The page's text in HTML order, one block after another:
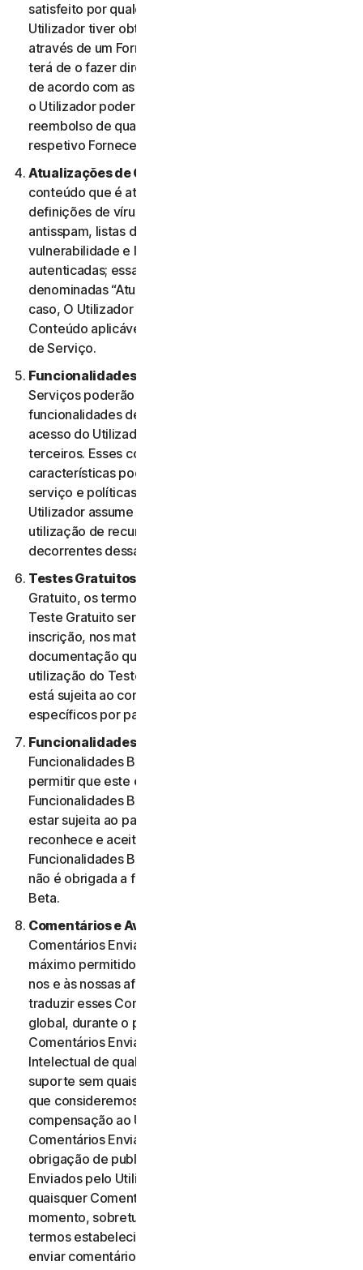
satisfeito por qualquer motivo. No entanto, se o
Utilizador tiver obtido o direito a utilizar o Serviço
através de um Fornecedor e pretender cancelá-lo,
terá de o fazer diretamente junto desse Fornecedor,
de acordo com as instruções do mesmo. Nesse caso,
o Utilizador poderá não ter direito a qualquer
reembolso de qualquer pagamento efetuado ao
respetivo Fornecedor.
Atualizações de Conteúdo.
conteúdo que é atualizado periodicamente, como
definições de vírus, definições de spyware, regras
antisspam, listas de URL, regras de firewall, dados de
vulnerabilidade e listas atualizadas de páginas Web
autenticadas; essas atualizações são coletivamente
denominadas “Atualizações de Conteúdo” Nesse
caso, O Utilizador terá acesso às Atualizações de
Conteúdo aplicáveis aos Serviços durante o Período
de Serviço.
Funcionalidades ou Conteúdos de Terceiros.
Serviços poderão incluir características e
funcionalidades de terceiros ou poderão permitir o
acesso do Utilizador a conteúdos de Web sites de
terceiros. Esses conteúdos, funcionalidades ou
características poderão estar sujeitos a termos de
serviço e políticas de privacidade de terceiros. O
Utilizador assume a sua total responsabilidade pela
utilização de recursos de terceiros e quaisquer riscos
decorrentes dessa utilização.
Testes Gratuitos.
Gratuito, os termos específicos aplicáveis ao seu
Teste Gratuito serão fornecidos no momento da
inscrição, nos materiais promocionais e/ou
documentação que descrevem o Teste Gratuito. A
utilização do Teste Gratuito por parte do Utilizador
está sujeita ao comprimento desses termos
específicos por parte do mesmo.
Funcionalidades Beta.
Funcionalidades Beta nos Serviços para o Utilizador e
permitir que este envie comentários. A utilização de
Funcionalidades Beta por parte do Utilizador pode
estar sujeita ao pagamento de taxas. O Utilizador
reconhece e aceita que a sua utilização de
Funcionalidades Beta é voluntária e a NortonLifeLock
não é obrigada a fornecer quaisquer Funcionalidades
Beta.
Comentários e Avaliações.
Comentários Enviados, o Utilizador, dentro do
máximo permitido pela legislação aplicável, autoriza-
nos e às nossas afiliadas a utilizar, reproduzir, copiar e
traduzir esses Comentários Enviados numa base
global, durante o prazo de proteção desses
Comentários Enviados por Direitos de Propriedade
Intelectual de qualquer forma e através de qualquer
suporte sem quaisquer restrições de qualquer forma
que consideremos adequada. Não será paga qualquer
compensação ao Utilizador relativa à utilização dos
Comentários Enviados. Não temos qualquer
obrigação de publicar ou utilizar os Comentários
Enviados pelo Utilizador e podemos remover
quaisquer Comentários Enviados a qualquer
momento, sobretudo se estes violarem quaisquer
termos estabelecidos no presente Contrato. Ao
enviar comentários, o Utilizador reconhece e garante